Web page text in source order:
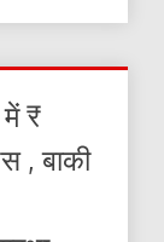
₹
, बाकी